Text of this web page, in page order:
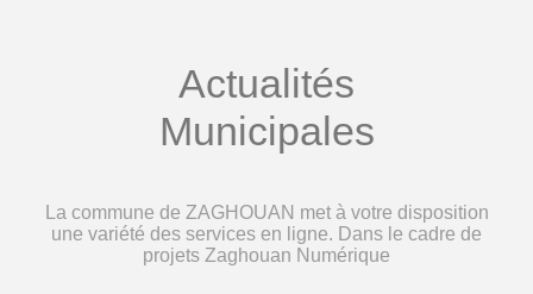
Actualités
Municipales
La commune de ZAGHOUAN met à votre disposition
une variété des services en ligne. Dans le cadre de
projets Zaghouan Numérique